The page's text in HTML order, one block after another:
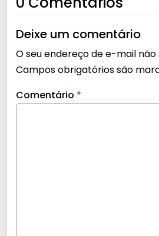
Deixe um comentário
O seu endereço de e-mail
Campos obrigatórios são
Comentário *